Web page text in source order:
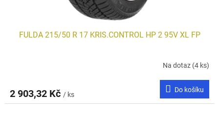
FULDA 215/50 R 17 KRIS.CONTROL HP 2 95V XL FP
Na dotaz (4 ks)
2 903,32 Kč / ks
Do košíku